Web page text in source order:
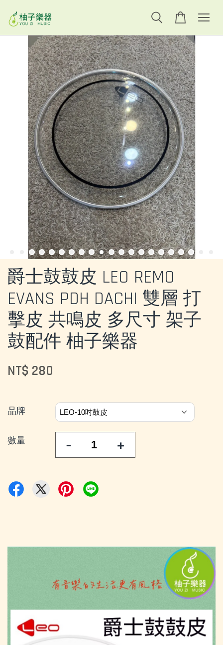
爵士鼓鼓皮 LEO REMO
EVANS PDH DACHI 雙層 打
擊皮 共鳴皮 多尺寸 架子
鼓配件 柚子樂器
NT$ 280
品牌
數量 - +